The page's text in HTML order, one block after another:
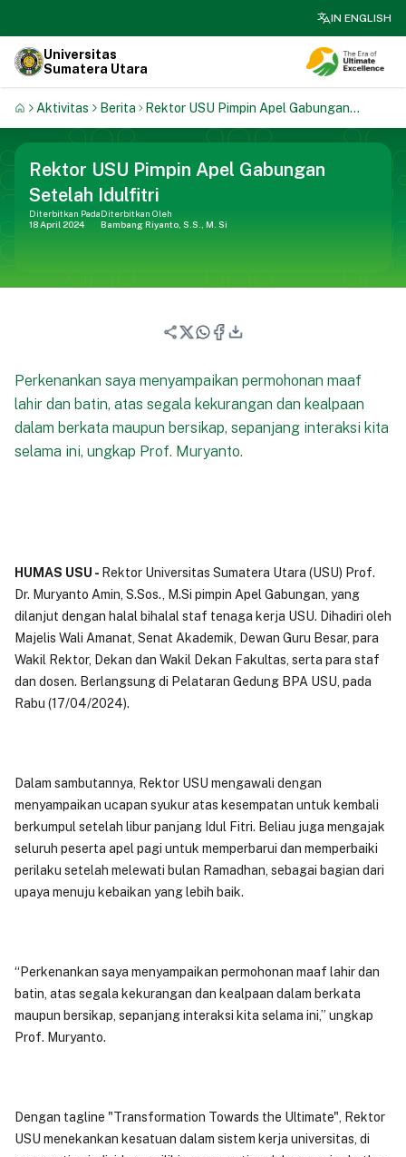
IN ENGLISH
Universitas
Sumatera Utara
Aktivitas Berita
Rektor USU Pimpin Apel Gabungan
Setelah Idulfitri
Rektor USU Pimpin Apel Gabungan
Setelah Idulfitri
Diterbitkan Pada
18 April 2024
Diterbitkan Oleh
Bambang Riyanto, S.S., M. Si
Perkenankan saya menyampaikan permohonan maaf
lahir dan batin, atas segala kekurangan dan kealpaan
dalam berkata maupun bersikap, sepanjang interaksi kita
selama ini, ungkap Prof. Muryanto.
HUMAS USU - Rektor Universitas Sumatera Utara (USU) Prof.
Dr. Muryanto Amin, S.Sos., M.Si pimpin Apel Gabungan, yang
dilanjut dengan halal bihalal staf tenaga kerja USU. Dihadiri oleh
Majelis Wali Amanat, Senat Akademik, Dewan Guru Besar, para
Wakil Rektor, Dekan dan Wakil Dekan Fakultas, serta para staf
dan dosen. Berlangsung di Pelataran Gedung BPA USU, pada
Rabu (17/04/2024).
Dalam sambutannya, Rektor USU mengawali dengan
menyampaikan ucapan syukur atas kesempatan untuk kembali
berkumpul setelah libur panjang Idul Fitri. Beliau juga mengajak
seluruh peserta apel pagi untuk memperbarui dan memperbaiki
perilaku setelah melewati bulan Ramadhan, sebagai bagian dari
upaya menuju kebaikan yang lebih baik.
“Perkenankan saya menyampaikan permohonan maaf lahir dan
batin, atas segala kekurangan dan kealpaan dalam berkata
maupun bersikap, sepanjang interaksi kita selama ini,” ungkap
Prof. Muryanto.
Dengan tagline "Transformation Towards the Ultimate", Rektor
USU menekankan kesatuan dalam sistem kerja universitas, di